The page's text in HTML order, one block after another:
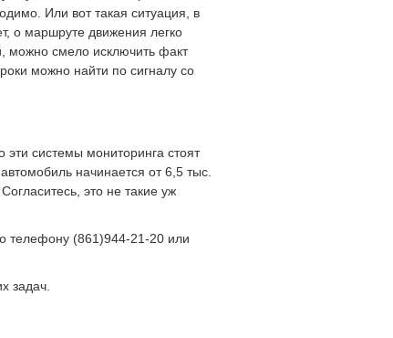
Или вот такая ситуация, в
о маршруте движения легко
можно смело исключить факт
можно найти по сигналу со
системы мониторинга стоят
начинается от 6,5 тыс.
это не такие уж
телефону (861)944-21-20 или
задач.